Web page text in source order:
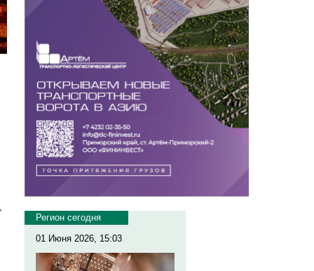
Регион сегодня
01 Июня 2026, 15:03